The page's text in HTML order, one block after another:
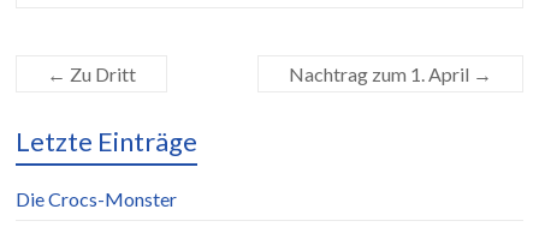
← Zu Dritt Nachtrag zum 1. April →
Letzte Einträge
Die Crocs-Monster